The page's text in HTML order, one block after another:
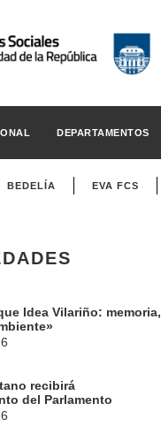
DEPARTAMENTOS
BEDELÍA EVA FCS
Idea Vilariño: memoria,
recibirá
del Parlamento